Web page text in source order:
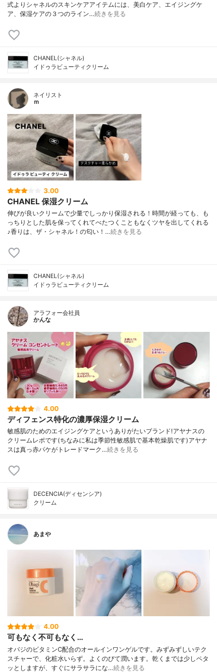
式よりシャネルのスキンケアアイテムには、美白ケア、エイジングケ
ア、保湿ケアの３つのライン…続きを見る
CHANEL(シャネル)
イドゥラビューティクリーム
ネイリスト
ｍ
3.00
CHANEL 保湿クリーム
伸びが良いクリームで少量でしっかり保湿される！時間が経っても、も
っちりとした肌を保ってくれてべたつくこともなくツヤを出してくれる
♪香りは、ザ・シャネル！の匂い！…続きを見る
CHANEL(シャネル)
イドゥラビューティクリーム
アラフォー会社員
かんな
4.00
ディフェンス特化の濃厚保湿クリーム
敏感肌のためのエイジングケアというありがたいブランド!アヤナスの
クリームレポです(ちなみに私は季節性敏感肌で基本乾燥肌です)アヤナ
スは真っ赤パケがトレードマーク…続きを見る
DECENCIA(ディセンシア)
クリーム
あまや
4.00
可もなく不可もなく…
オバジのビタミンC配合のオールインワンゲルです。みずみずしいテク
スチャーで、化粧水いらず。よくのびて潤います。乾くまでは少しペタ
ッとしますが、すぐにサラサラにな…続きを見る